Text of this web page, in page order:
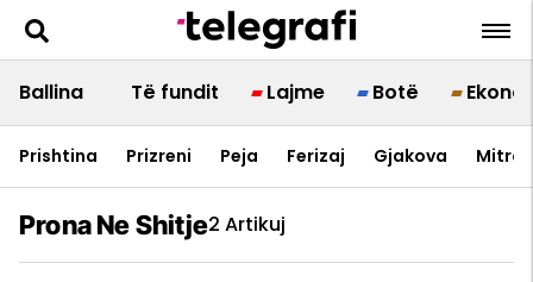
Ballina Të fundit Lajme Botë
Prishtina Prizreni Peja Ferizaj Gjakova
Prona Ne Shitje2 Artikuj